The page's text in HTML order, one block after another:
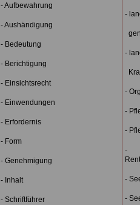
- Aufbewahrung
- Aushändigung
- Bedeutung
- Berichtigung
- Einsichtsrecht
- Einwendungen
- Erfordernis
- Form
- Genehmigung
- Inhalt
- Schriftführer
-
-
-
-
-
-
-
-